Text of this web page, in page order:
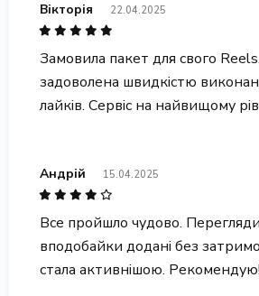
Вікторія 22.04.2025
Замовила пакет для свого
задоволена швидкістю
лайків. Сервіс на найвищому
Андрій 15.04.2025
Все пройшло чудово.
вподобайки додані без
стала активнішою. Рекомендую!